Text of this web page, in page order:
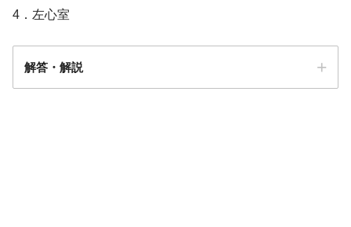
4．左心室
解答・解説